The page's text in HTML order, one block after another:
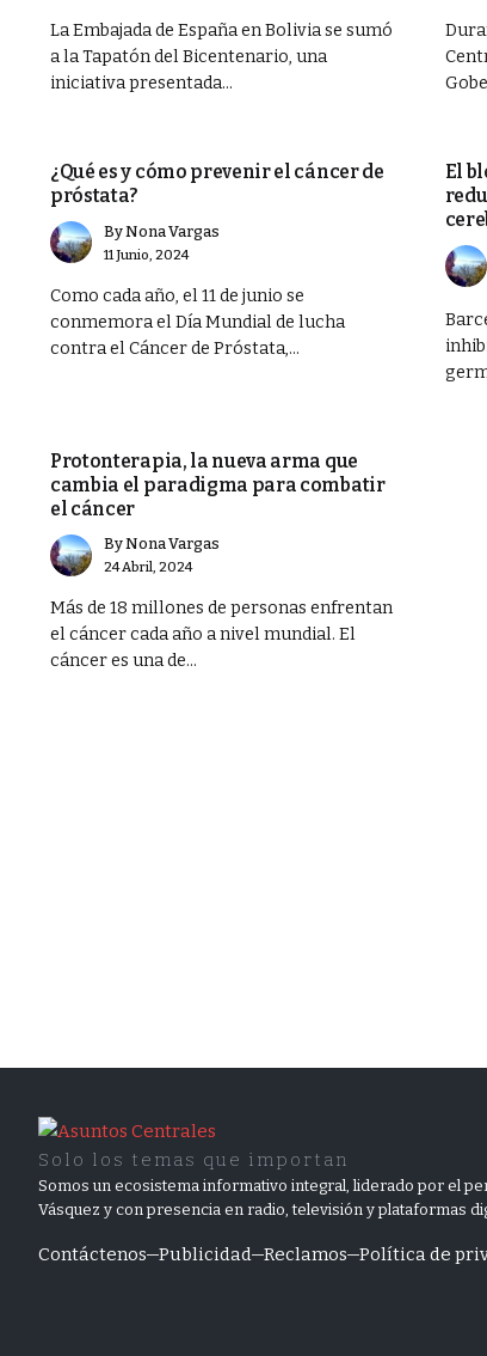
La Embajada de España en Bolivia se sumó
a la Tapatón del Bicentenario, una
iniciativa presentada...
¿Qué es y cómo prevenir el cáncer de
próstata?
ByNona Vargas
11 Junio, 2024
Como cada año, el 11 de junio se
conmemora el Día Mundial de lucha
contra el Cáncer de Próstata,...
El
Protonterapia, la nueva arma que
cambia el paradigma para combatir
el cáncer
ByNona Vargas
24 Abril, 2024
Más de 18 millones de personas enfrentan
el cáncer cada año a nivel mundial. El
cáncer es una de...
Solo los temas que importan
Somos un ecosistema informativo integral, liderado por el
Vásquez y con presencia en radio, televisión y plataformas
Contáctenos Publicidad Reclamos Política de